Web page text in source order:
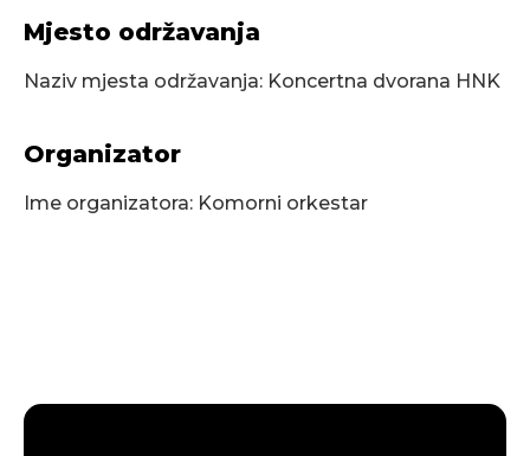
Mjesto održavanja
Naziv mjesta održavanja: Koncertna dvorana HNK
Organizator
Ime organizatora: Komorni orkestar